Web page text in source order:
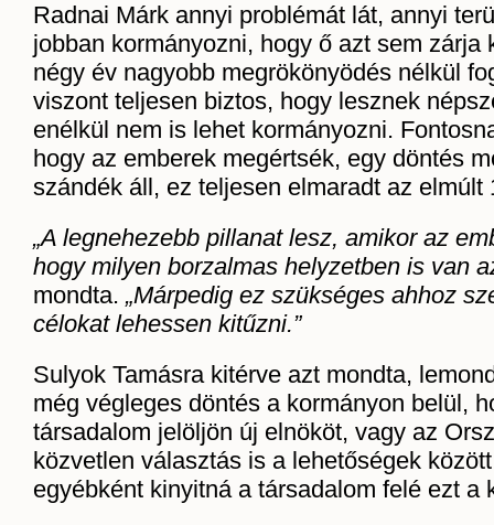
Radnai Márk annyi problémát lát, annyi
jobban kormányozni, hogy ő azt sem zárja
négy év nagyobb megrökönyödés nélkül
viszont teljesen biztos, hogy lesznek
enélkül nem is lehet kormányozni.
hogy az emberek megértsék, egy döntés
szándék áll, ez teljesen elmaradt az elmúlt
„A legnehezebb pillanat lesz, amikor az
hogy milyen borzalmas helyzetben is van
mondta. „Márpedig ez szükséges ahhoz
célokat lehessen kitűzni.”
Sulyok Tamásra kitérve azt mondta,
még végleges döntés a kormányon belül,
társadalom jelöljön új elnököt, vagy az
közvetlen választás is a lehetőségek
egyébként kinyitná a társadalom felé ezt a